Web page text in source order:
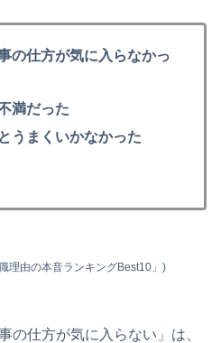
の仕方が気に入らなかっ
満だった
うまくいかなかった
理由の本音ランキングBest10」)
の仕方が気に入らない」は、